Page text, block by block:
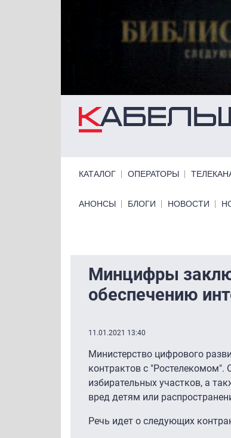
КАТАЛОГ ОПЕРАТОРЫ
Primary links bottom
АНОНСЫ БЛОГИ НОВОСТИ
Минцифры
обеспечению
11.01.2021 13:40
Министерство цифрового
контрактов с "Ростелекомом".
избирательных участков, а
вред детям или
Речь идет о следующих